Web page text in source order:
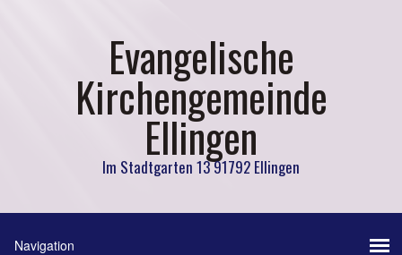
Evangelische
Kirchengemeinde
Ellingen
Im Stadtgarten 13 91792 Ellingen